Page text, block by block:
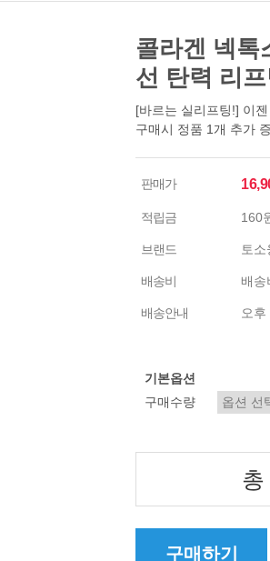
콜라겐 넥톡
선 탄력 리
[바르는 실리프팅!] 이
구매시 정품 1개 추가
판매가
적립금 160
브랜드 토소
배송비 배송
배송안내 오후
기본옵션
구매수량
총
구매하기